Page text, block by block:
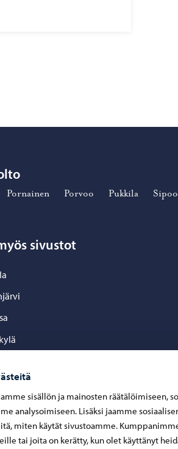
sisällön ja mainosten räätälöimiseen,
analysoimiseen. Lisäksi jaamme
miten käytät sivustoamme.
tai joita on kerätty, kun olet käyttänyt
Pornainen Porvoo Pukkila Sipoo
sivustot